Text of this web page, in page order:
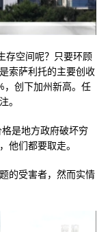
存空间呢？只要环顾
索萨利托的主要创收
，创下加州新高。任
。
是地方政府破坏穷
他们都要取走。
的受害者，然而实情